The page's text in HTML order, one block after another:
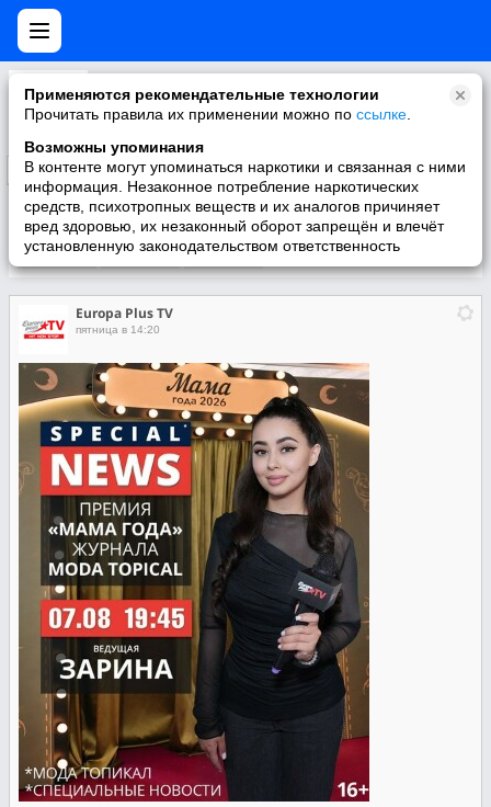
Применяются рекомендательные технологии
Прочитать правила их применении можно по ссылке
Возможны упоминания
В контенте могут упоминаться наркотики и связанная с ними
информация. Незаконное потребление наркотических
средств, психотропных веществ и их аналогов причиняет
вред здоровью, их незаконный оборот запрещён и влечёт
установленную законодательством ответственность
HIT NON STOP
Подписаться
Участники О группе
Europa Plus TV
пятница в 14:20